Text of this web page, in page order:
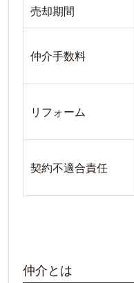
即時買取の流れ
自分に合った売
ン売却を
売却期間
仲介手数料
リフォーム
契約不適合責任
仲介とは